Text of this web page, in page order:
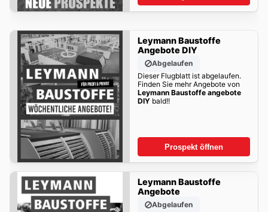
Leymann Baustoffe
Angebote DIY
Abgelaufen
Dieser Flugblatt ist abgelaufen.
Finden Sie mehr Angebote von
Leymann Baustoffe angebote
DIYbald!!
Prospekt öffnen
Leymann Baustoffe
Angebote
Abgelaufen